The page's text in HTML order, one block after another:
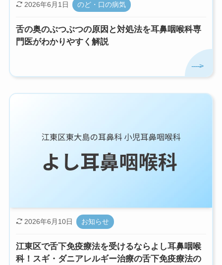
舌の奥のぶつぶつの原因と対処法を耳鼻咽喉科専
門医がわかりやすく解説
2026年6月1日 のど・口の病気
江東区で舌下免疫療法を受けるならよし耳鼻咽喉
科！スギ・ダニアレルギー治療の舌下免疫療法の
2026年6月10日 お知らせ